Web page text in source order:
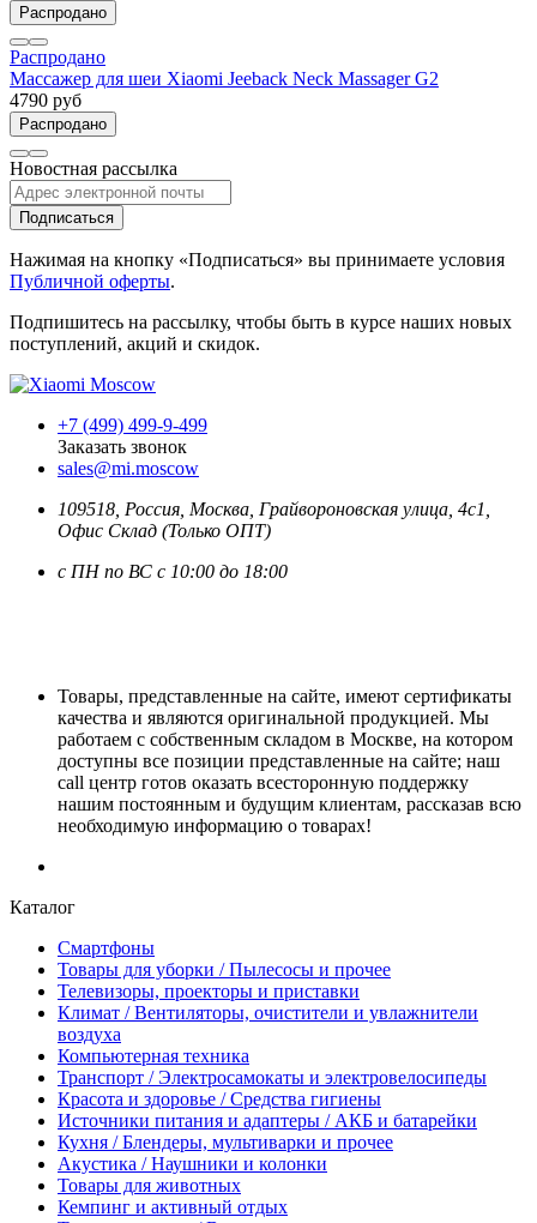
Распродано
Распродано
Массажер для шеи Xiaomi Jeeback Neck Massager G2
4790 руб
Распродано
Новостная рассылка
Подписаться
Нажимая на кнопку «Подписаться» вы принимаете условия
Публичной оферты.
Подпишитесь на рассылку, чтобы быть в курсе наших новых
поступлений, акций и скидок.
+7 (499) 499-9-499
Заказать звонок
sales@mi.moscow
109518, Россия Москва , Грайвороновская улица, 4с1,
Офис Склад (Только ОПТ)
с ПН по ВС с 10:00 до 18:00
Товары, представленные на сайте, имеют сертификаты
качества и являются оригинальной продукцией. Мы
работаем с собственным складом в Москве, на котором
доступны все позиции представленные на сайте; наш
call центр готов оказать всесторонную поддержку
нашим постоянным и будущим клиентам, рассказав всю
необходимую информацию о товарах!
Каталог
Смартфоны
Товары для уборки / Пылесосы и прочее
Телевизоры, проекторы и приставки
Климат / Вентиляторы, очистители и увлажнители
воздуха
Компьютерная техника
Транспорт / Электросамокаты и электровелосипеды
Красота и здоровье / Средства гигиены
Источники питания и адаптеры / АКБ и батарейки
Кухня / Блендеры, мультиварки и прочее
Акустика / Наушники и колонки
Товары для животных
Кемпинг и активный отдых